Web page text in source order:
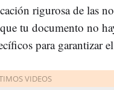
rigurosa de las
tu documento no
para garantizar